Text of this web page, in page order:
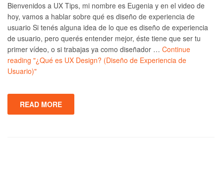
Bienvenidos a UX Tips, mi nombre es Eugenia y en el video de
hoy, vamos a hablar sobre qué es diseño de experiencia de
usuario Si tenés alguna idea de lo que es diseño de experiencia
de usuario, pero querés entender mejor, éste tiene que ser tu
primer vídeo, o si trabajas ya como diseñador … Continue
reading "¿Qué es UX Design? (Diseño de Experiencia de
Usuario)"
READ MORE